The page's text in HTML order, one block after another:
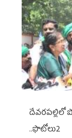
దేవరపల్లిలో
..ఫొటోలు2